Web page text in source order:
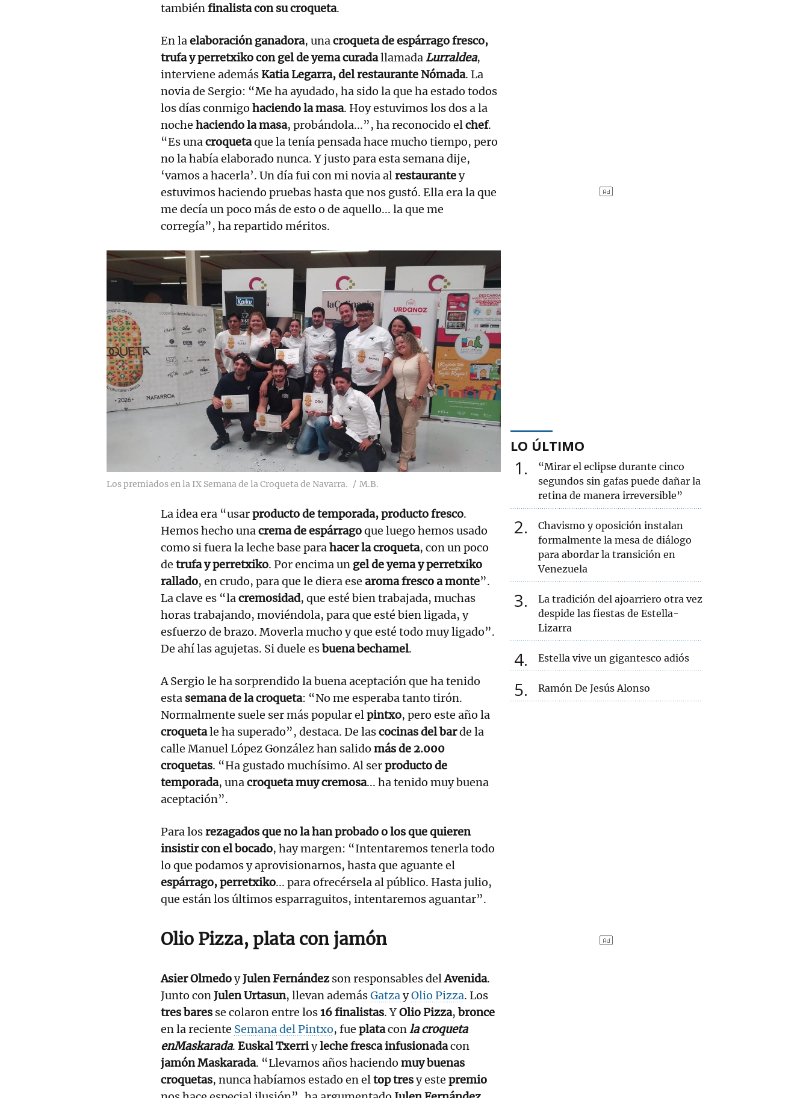
tambiénfinalista con su croqueta.
En laelaboración ganadora, unacroqueta de espárrago fresco,
trufa y perretxiko con gel de yema curadallamadaLurraldea,
interviene ademásKatia Legarra, del restaurante Nómada. La
novia de Sergio: “Me ha ayudado, ha sido la que ha estado todos
los días conmigo haciendo la masa. Hoy estuvimos los dos a la
noche haciendo la masa, probándola...”, ha reconocido elchef.
“Es unacroquetaque la tenía pensada hace mucho tiempo, pero
no la había elaborado nunca. Y justo para esta semana dije,
‘vamos a hacerla’. Un día fui con mi novia alrestaurantey
estuvimos haciendo pruebas hasta que nos gustó. Ella era la que
me decía un poco más de esto o de aquello... la que me
corregía”, ha repartido méritos.
Los premiados en la IX Semana de la Croqueta de Navarra. M.B.
La idea era “usarproducto de temporada, producto fresco.
Hemos hecho unacrema de espárragoque luego hemos usado
como si fuera la leche base parahacer la croqueta, con un poco
de trufa y perretxiko. Por encima un gel de yema y perretxiko
rallado, en crudo, para que le diera ese aroma fresco a monte”.
La clave es “lacremosidad, que esté bien trabajada, muchas
horas trabajando, moviéndola, para que esté bien ligada, y
esfuerzo de brazo. Moverla mucho y que esté todo muy ligado”.
De ahí las agujetas. Si duele esbuena bechamel.
A Sergio le ha sorprendido la buena aceptación que ha tenido
esta semana de la croqueta: “No me esperaba tanto tirón.
Normalmente suele ser más popular elpintxo, pero este año la
croquetale ha superado”, destaca. De lascocinas del barde la
calle Manuel López González han salido más de 2.000
croquetas. “Ha gustado muchísimo. Al serproducto de
temporada, unacroqueta muy cremosa... ha tenido muy buena
aceptación”.
Para losrezagados que no la han probado o los que quieren
insistir con el bocado, hay margen: “Intentaremos tenerla todo
lo que podamos y aprovisionarnos, hasta que aguante el
espárrago, perretxiko... para ofrecérsela al público. Hasta julio,
que están los últimos esparraguitos, intentaremos aguantar”.
Olio Pizza, plata con jamón
Asier OlmedoyJulen Fernández son responsables delAvenida.
Junto conJulen Urtasun, llevan ademásGatzayOlio Pizza. Los
tres bares se colaron entre los16 finalistas. YOlio Pizza, bronce
en la reciente Semana del Pintxo, fue plataconla croqueta
enMaskarada. Euskal Txerriyleche fresca infusionadacon
jamón Maskarada. “Llevamos años haciendo muy buenas
croquetas, nunca habíamos estado en eltop tresy este premio
LO ÚLTIMO
1
“Mirar el eclipse durante cinco
segundos sin gafas puede dañar la
retina de manera irreversible”
2
Chavismo y oposición instalan
formalmente la mesa de diálogo
para abordar la transición en
Venezuela
3
La tradición del ajoarriero otra vez
despide las fiestas de Estella-
Lizarra
4 Estella vive un gigantesco adiós
5 Ramón De Jesús Alonso